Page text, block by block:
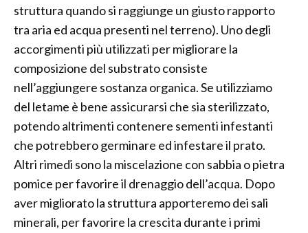
struttura quando si raggiunge un giusto rapporto
tra aria ed acqua presenti nel terreno). Uno degli
accorgimenti più utilizzati per migliorare la
composizione del substrato consiste
nell’aggiungere sostanza organica. Se utilizziamo
del letame è bene assicurarsi che sia sterilizzato,
potendo altrimenti contenere sementi infestanti
che potrebbero germinare ed infestare il prato.
Altri rimedi sono la miscelazione con sabbia o pietra
pomice per favorire il drenaggio dell’acqua. Dopo
aver migliorato la struttura apporteremo dei sali
minerali, per favorire la crescita durante i primi